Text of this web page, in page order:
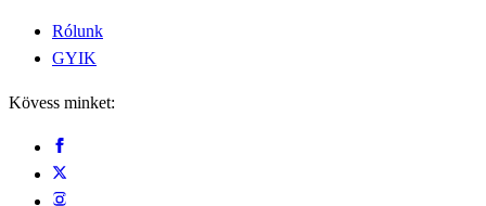
Rólunk
GYIK
Kövess minket: